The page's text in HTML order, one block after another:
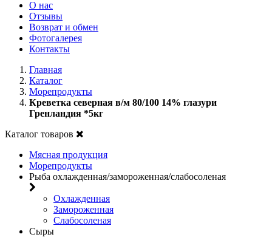
О нас
Отзывы
Возврат и обмен
Фотогалерея
Контакты
Главная
Каталог
Морепродукты
Креветка северная в/м 80/100 14% глазури
Гренландия *5кг
Каталог товаров
Мясная продукция
Морепродукты
Рыба охлажденная/замороженная/слабосоленая
Охлажденная
Замороженная
Слабосоленая
Сыры